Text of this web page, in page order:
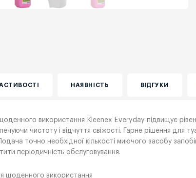
НАЯВНІСТЬ ВІДГУКИ
використання Kleenex Everyday підвищує
чистоту і відчуття свіжості. Гарне рішення для
точно необхідної кількості миючого засобу
періодичність обслуговування.
щоденного використання